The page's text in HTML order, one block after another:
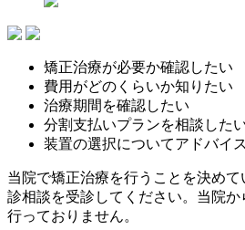
矯正治療が必要か確認したい
費用がどのくらいか知りたい
治療期間を確認したい
分割支払いプランを相談した
装置の選択についてアドバイ
当院で矯正治療を行うことを決め
診相談を受診してください。当院
行っておりません。